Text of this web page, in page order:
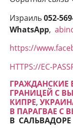
Израиль052-
WhatsApp,
https://
HTTPS://EC-
ГРАЖДАНСКИЕ
ГРАНИЦЕЙ С
КИПРЕ,
В ПАРАГВАЕ С
В САЛЬВАДОРЕ